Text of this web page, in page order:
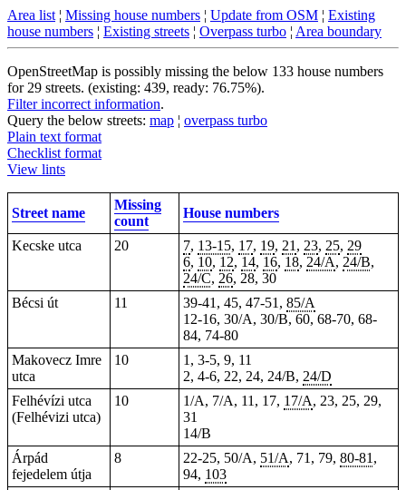
Area list ¦ Missing house numbers ¦ Update from OSM ¦ Existing
house numbers ¦ Existing streets ¦ Overpass turbo ¦ Area boundary
OpenStreetMap is possibly missing the below 133 house numbers
for 29 streets. (existing: 439, ready: 76.75%).
Filter incorrect information.
Query the below streets: map ¦ overpass turbo
Plain text format
Checklist format
View lints
Street name
Missing
count
House numbers
Kecske utca 20 7, 13-15, 17, 19, 21 , 23, 25, 29
6, 10, 12, 14, 16, 18, 24/A, 24/B,
24/C, 26, 28, 30
Bécsi út
11 39-41, 45, 47-51, 85/A
12-16, 30/A, 30/B, 60, 68-70, 68-
84, 74-80
Makovecz Imre
utca
10
1, 3-5, 9, 11
2, 4-6, 22, 24, 24/B, 24/D
Felhévízi utca
(Felhévizi utca)
10 1/A, 7/A, 11, 17, 17/A, 23, 25, 29,
31
14/B
Árpád
fejedelem útja
8 22-25, 50/A, 51/A, 71, 79, 80-81 ,
94, 103